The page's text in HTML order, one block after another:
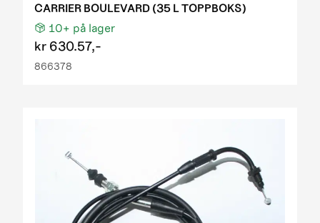
CARRIER BOULEVARD (35 L TOPPBOKS)
10+ på lager
kr 630.57,-
866378